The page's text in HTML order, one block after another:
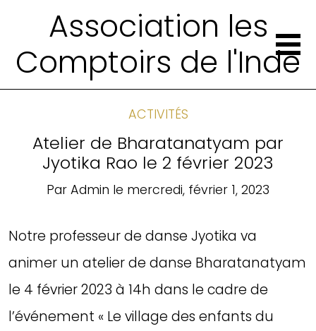
Association les
Comptoirs de l'Inde
ACTIVITÉS
Atelier de Bharatanatyam par
Jyotika Rao le 2 février 2023
Par Admin le mercredi, février 1, 2023
Notre professeur de danse Jyotika va
animer un atelier de danse Bharatanatyam
le 4 février 2023 à 14h dans le cadre de
l’événement « Le village des enfants du